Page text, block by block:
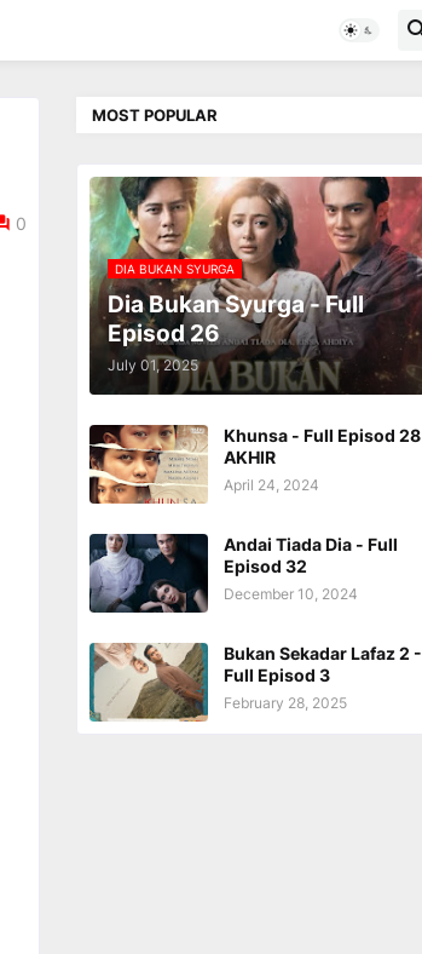
0
MOST POPULAR
DIA BUKAN SYURGA
Dia Bukan Syurga - Full
Episod 26
July 01, 2025
Khunsa - Full Episod 28
AKHIR
April 24, 2024
Andai Tiada Dia - Full
Episod 32
December 10, 2024
Bukan Sekadar Lafaz 2 -
Full Episod 3
February 28, 2025